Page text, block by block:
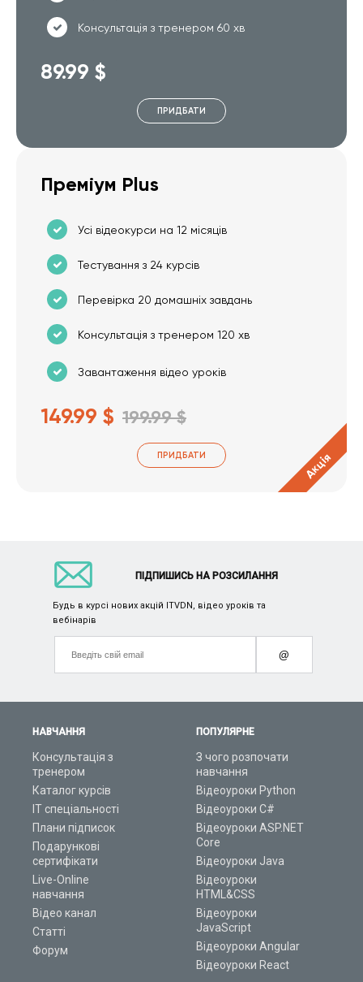
Консультація з тренером 60 хв
89.99 $
ПРИДБАТИ
Преміум Plus
Усі відеокурси на 12 місяців
Тестування з 24 курсів
Перевірка 20 домашніх завдань
Консультація з тренером 120 хв
Завантаження відео уроків
149.99 $ 199.99 $
ПРИДБАТИ Акція
НАВЧАННЯ
Консультація з
тренером
Каталог курсів
ІТ спеціальності
Плани підписок
Подарункові
сертифікати
Live-Online
навчання
Відео канал
Статті
Форум
ПОПУЛЯРНЕ
З чого розпочати
навчання
Відеоуроки Python
Відеоуроки C#
Відеоуроки ASP.NET
Core
Відеоуроки Java
Відеоуроки
HTML&CSS
Відеоуроки
JavaScript
Відеоуроки Angular
Відеоуроки React
ПІДПИШИСЬ НА РОЗСИЛАННЯ
Будь в курсі нових акцій ITVDN, відео уроків та
вебінарів
@